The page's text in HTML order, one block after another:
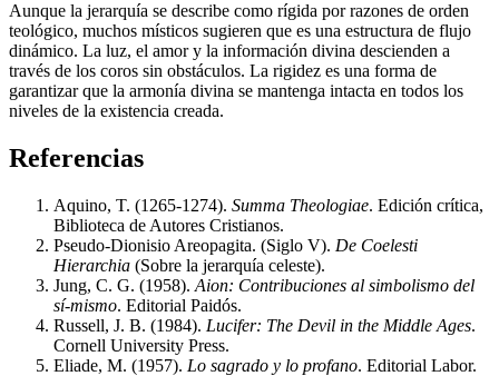
Aunque la jerarquía se describe como rígida por razones de orden
teológico, muchos místicos sugieren que es una estructura de flujo
dinámico. La luz, el amor y la información divina descienden a
través de los coros sin obstáculos. La rigidez es una forma de
garantizar que la armonía divina se mantenga intacta en todos los
niveles de la existencia creada.
Referencias
Aquino, T. (1265-1274). Summa Theologiae. Edición crítica,
Biblioteca de Autores Cristianos.
Pseudo-Dionisio Areopagita. (Siglo V). De Coelesti
Hierarchia (Sobre la jerarquía celeste).
Jung, C. G. (1958). Aion: Contribuciones al simbolismo del
sí-mismo. Editorial Paidós.
Russell, J. B. (1984). Lucifer: The Devil in the Middle Ages.
Cornell University Press.
Eliade, M. (1957). Lo sagrado y lo profano. Editorial Labor.